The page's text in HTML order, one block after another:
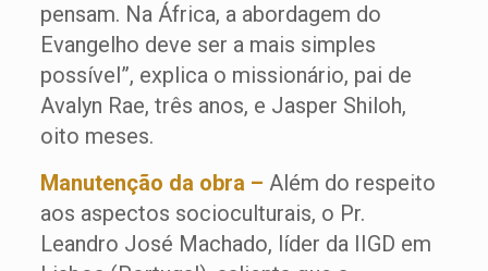
pensam. Na África, a abordagem do
Evangelho deve ser a mais simples
possível”, explica o missionário, pai de
Avalyn Rae, três anos, e Jasper Shiloh,
oito meses.
Manutenção da obra – Além do respeito
aos aspectos socioculturais, o Pr.
Leandro José Machado, líder da IIGD em